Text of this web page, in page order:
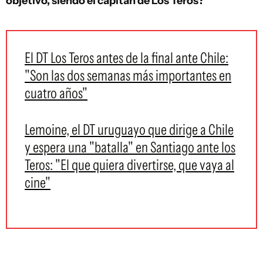
El DT Los Teros antes de la final ante Chile:
"Son las dos semanas más importantes en
cuatro años"
Lemoine, el DT uruguayo que dirige a Chile
y espera una "batalla" en Santiago ante los
Teros: "El que quiera divertirse, que vaya al
cine"